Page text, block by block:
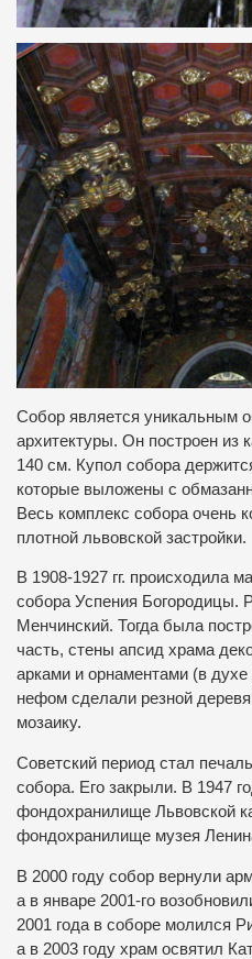
Собор является уникальным
архитектуры. Он построен из
140 см. Купол собора
которые выложены с
Весь комплекс собора очень
плотной львовской застройки.
В 1908-1927 гг. происходила
собора Успения Богородицы.
Менчинский. Тогда была
часть, стены апсид храма
арками и орнаментами (в
нефом сделали резной
мозаику.
Советский период стал
собора. Его закрыли. В 1947
фондохранилище Львовской
фондохранилище музея
В 2000 году собор вернули
а в январе 2001-го
2001 года в соборе молился
а в 2003 году храм освятил